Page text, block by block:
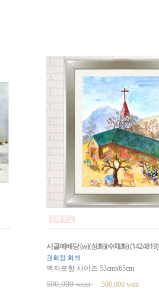
시골예배당 (w)(성화)(수채화) (1424819)
권희정 화백
액자포함 사이즈 53cmx65cm
500,000 won 500,000 won